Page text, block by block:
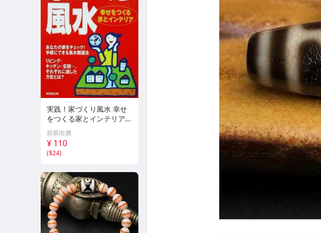
実践！家づくり風水 幸せ
をつくる家とインテリア/
浅野八郎(著者)
目前出價
¥ 110
($24)